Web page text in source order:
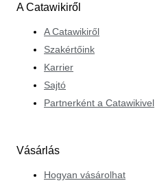
A Catawikiről
A Catawikiről
Szakértőink
Karrier
Sajtó
Partnerként a Catawikivel
Vásárlás
Hogyan vásárolhat